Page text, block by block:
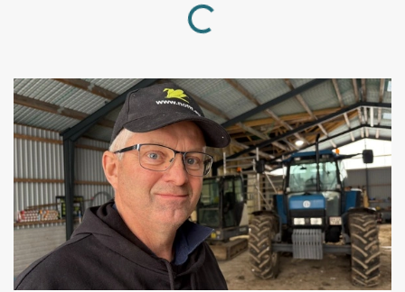
Loading...